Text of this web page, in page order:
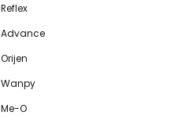
Reflex
Advance
Orijen
Wanpy
Me-O